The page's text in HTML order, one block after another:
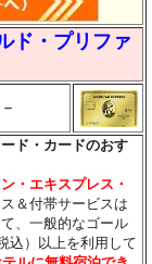
ド・プリファ
－
ド・カードのおす
・エキスプレス・
＆付帯サービスは
、一般的なゴール
込）以上を利用して